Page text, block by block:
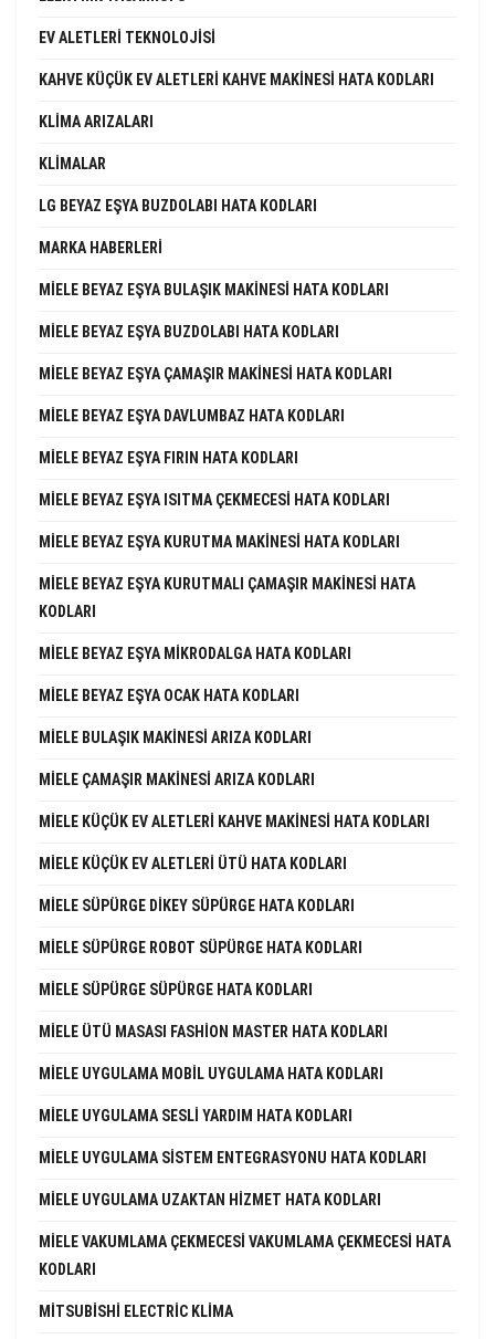
EV ALETLERI TEKNOLOJISI
KAHVE KÜÇÜK EV ALETLERI KAHVE MAKINESI HATA KODLARI
KLIMA ARIZALARI
KLIMALAR
LG BEYAZ EŞYA BUZDOLABI HATA KODLARI
MARKA HABERLERI
MIELE BEYAZ EŞYA BULAŞIK MAKINESI HATA KODLARI
MIELE BEYAZ EŞYA BUZDOLABI HATA KODLARI
MIELE BEYAZ EŞYA ÇAMAŞIR MAKINESI HATA KODLARI
MIELE BEYAZ EŞYA DAVLUMBAZ HATA KODLARI
MIELE BEYAZ EŞYA FIRIN HATA KODLARI
MIELE BEYAZ EŞYA ISITMA ÇEKMECESI HATA KODLARI
MIELE BEYAZ EŞYA KURUTMA MAKINESI HATA KODLARI
MIELE BEYAZ EŞYA KURUTMALI ÇAMAŞIR MAKINESI HATA
KODLARI
MIELE BEYAZ EŞYA MIKRODALGA HATA KODLARI
MIELE BEYAZ EŞYA OCAK HATA KODLARI
MIELE BULAŞIK MAKINESI ARIZA KODLARI
MIELE ÇAMAŞIR MAKINESI ARIZA KODLARI
MIELE KÜÇÜK EV ALETLERI KAHVE MAKINESI HATA KODLARI
MIELE KÜÇÜK EV ALETLERI ÜTÜ HATA KODLARI
MIELE SÜPÜRGE DIKEY SÜPÜRGE HATA KODLARI
MIELE SÜPÜRGE ROBOT SÜPÜRGE HATA KODLARI
MIELE SÜPÜRGE SÜPÜRGE HATA KODLARI
MIELE ÜTÜ MASASI FASHION MASTER HATA KODLARI
MIELE UYGULAMA MOBIL UYGULAMA HATA KODLARI
MIELE UYGULAMA SESLI YARDIM HATA KODLARI
MIELE UYGULAMA SISTEM ENTEGRASYONU HATA KODLARI
MIELE UYGULAMA UZAKTAN HIZMET HATA KODLARI
MIELE VAKUMLAMA ÇEKMECESI VAKUMLAMA ÇEKMECESI HATA
KODLARI
MITSUBISHI ELECTRIC KLIMA